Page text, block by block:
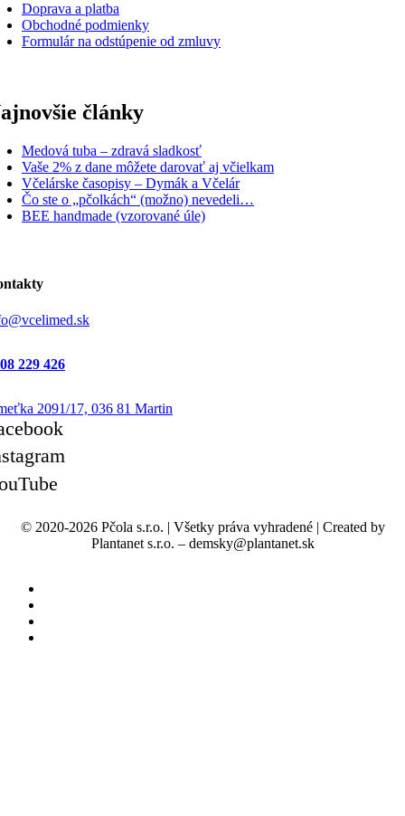
Doprava a platba
Obchodné podmienky
Formulár na odstúpenie od zmluvy
články
Medová tuba – zdravá sladkosť
Vaše 2% z dane môžete darovať aj včielkam
Včelárske časopisy – Dymák a Včelár
Čo ste o „pčolkách“ (možno) nevedeli…
BEE handmade (vzorované úle)
229 426
2091/17, 036 81 Martin
© 2020-2026 Pčola s.r.o. | Všetky práva vyhradené | Created by
Plantanet s.r.o. – demsky@plantanet.sk